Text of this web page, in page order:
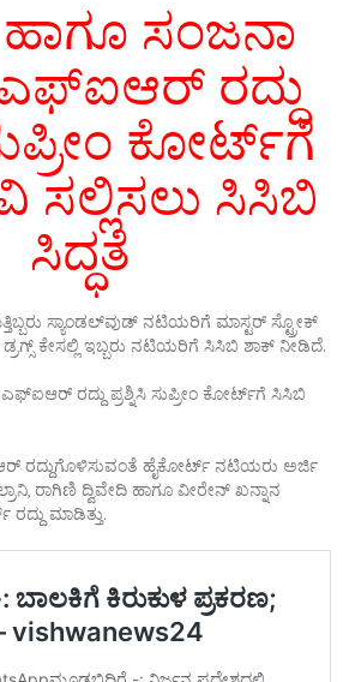
ಸಂಜನಾ
ಎಫ್‌ಐಆರ್ ರದ್ದು
ಕೋರ್ಟ್‌ಗೆ
ಸಲ್ಲಿಸಲು ಸಿಸಿಬಿ
ಸಿದ್ಧತೆ
ಸ್ಯಾಂಡಲ್‌ವುಡ್ ನಟಿಯರಿಗೆ ಮಾಸ್ಟರ್ ಸ್ಟ್ರೋಕ್
ಕೇಸಲ್ಲಿ ಇಬ್ಬರು ನಟಿಯರಿಗೆ ಸಿಸಿಬಿ ಶಾಕ್ ನೀಡಿದೆ.
ರದ್ದು ಪ್ರಶ್ನಿಸಿ ಸುಪ್ರೀಂ ಕೋರ್ಟ್‌ಗೆ ಸಿಸಿಬಿ
ರದ್ದುಗೊಳಿಸುವಂತೆ ಹೈಕೋರ್ಟ್ ನಟಿಯರು ಅರ್ಜಿ
ರಾಗಿಣಿ ದ್ವಿವೇದಿ ಹಾಗೂ ವೀರೇನ್ ಖನ್ನಾನ
ಮಾಡಿತ್ತು.